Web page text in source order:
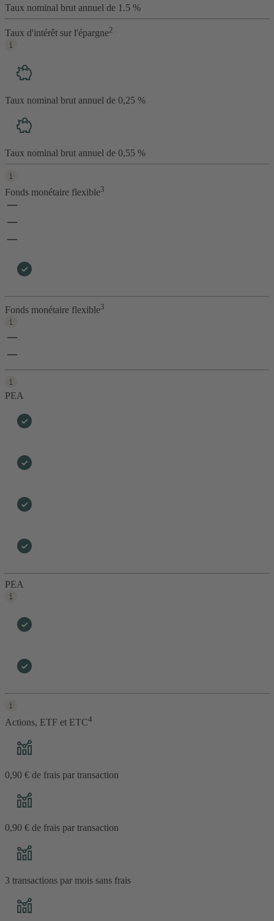
Taux nominal brut annuel de 1.5 %
Taux d'intérêt sur l'épargne2
Taux nominal brut annuel de 0,25 %
Taux nominal brut annuel de 0,55 %
Fonds monétaire flexible3
Fonds monétaire flexible3
PEA
PEA
Actions, ETF et ETC4
0,90 € de frais par transaction
0,90 € de frais par transaction
3 transactions par mois sans frais